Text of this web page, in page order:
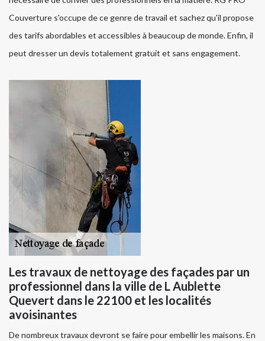
Couverture s'occupe de ce genre de travail et sachez qu'il propose
des tarifs abordables et accessibles à beaucoup de monde. Enfin, il
peut dresser un devis totalement gratuit et sans engagement.
Les travaux de nettoyage des façades par un
professionnel dans la ville de L Aublette
Quevert dans le 22100 et les localités
avoisinantes
De nombreux travaux devront se faire pour embellir les maisons. En